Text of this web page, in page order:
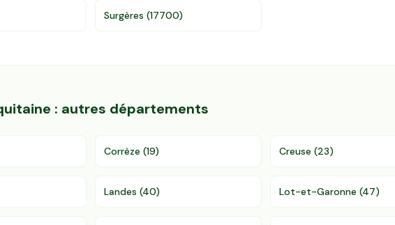
Surgères (17700)
: autres départements
Corrèze (19) Creuse (23)
Landes (40) Lot-et-Garonne (47)